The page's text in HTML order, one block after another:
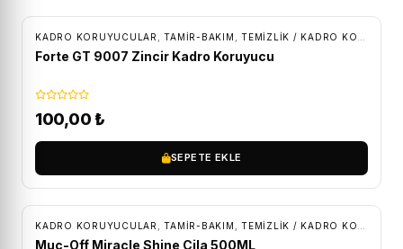
KADRO KORUYUCULAR ,TAMİR-BAKIM TEMIZLIK / KADRO KORUMA
Forte GT 9007 Zincir Kadro Koruyucu
100,00 ₺
SEPETE EKLE
KADRO KORUYUCULAR ,TAMİR-BAKIM TEMIZLIK / KADRO KORUMA
Muc-Off Miracle Shine Cila 500ML